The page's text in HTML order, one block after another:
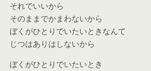
それでいいから
そのままでかまわないから
ぼくがひとりでいたいときなんて
じつはありはしないから
ぼくがひとりでいたいとき